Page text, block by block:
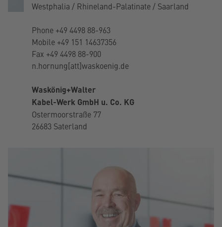
Westphalia / Rhineland-Palatinate / Saarland
Phone +49 4498 88-963
Mobile +49 151 14637356
Fax +49 4498 88-900
n.hornung[att]waskoenig.de
Waskönig+Walter
Kabel-Werk GmbH u. Co. KG
Ostermoorstraße 77
26683 Saterland